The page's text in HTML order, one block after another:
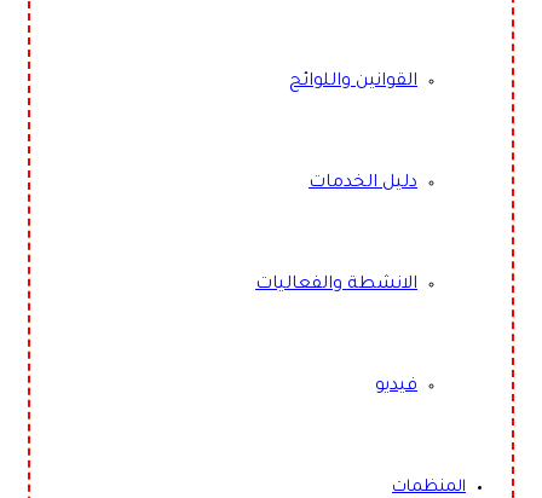
القوانين واللوائح
دليل الخدمات
الانشطة والفعاليات
فيديو
المنظمات